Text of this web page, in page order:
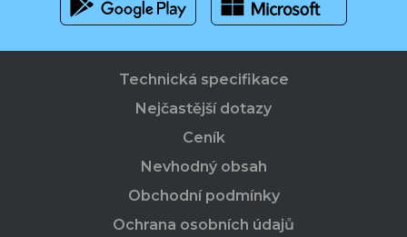
Technická specifikace
Nejčastější dotazy
Ceník
Nevhodný obsah
Obchodní podmínky
Ochrana osobních údajů